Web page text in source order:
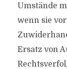
Umstände
wenn sie
Ersatz von